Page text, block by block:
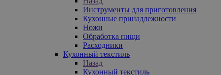
Инструменты для приготовления
Кухонные принадлежности
Ножи
Обработка пищи
Расходники
Кухонный текстиль
Назад
Кухонный текстиль